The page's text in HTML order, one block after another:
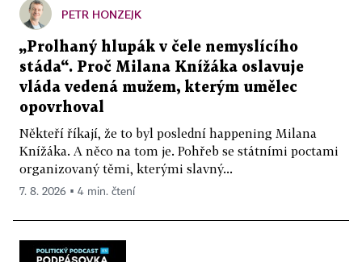
PETR HONZEJK
„Prolhaný hlupák v čele nemyslícího
stáda“. Proč Milana Knížáka oslavuje
vláda vedená mužem, kterým umělec
opovrhoval
Někteří říkají, že to byl poslední happening Milana
Knížáka. A něco na tom je. Pohřeb se státními poctami
organizovaný těmi, kterými slavný...
7. 8. 2026 ▪ 4 min. čtení